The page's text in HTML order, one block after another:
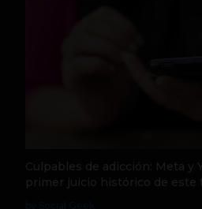
Culpables de adicción: Meta y
primer juicio histórico de este